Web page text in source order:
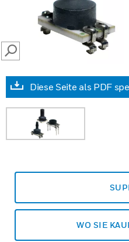
SEARCH
Diese Seite als PDF
WO SIE